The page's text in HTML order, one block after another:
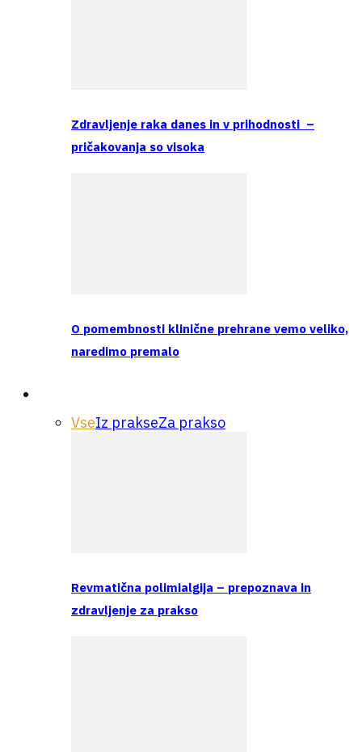
Zdravljenje raka danes in v prihodnosti –
pričakovanja so visoka
O pomembnosti klinične prehrane vemo veliko,
naredimo premalo
VseIz prakseZa prakso
Revmatična polimialgija – prepoznava in
zdravljenje za prakso